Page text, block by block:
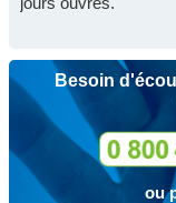
Besoin
ou